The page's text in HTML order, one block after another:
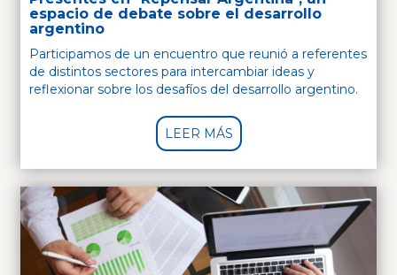
espacio de debate sobre el desarrollo
argentino
Participamos de un encuentro que reunió a referentes
de distintos sectores para intercambiar ideas y
reflexionar sobre los desafíos del desarrollo argentino.
LEER MÁS